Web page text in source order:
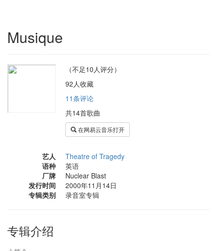
Musique
（不足10人评分）
92人收藏
11条评论
共14首歌曲
在网易云音乐打开
艺人
Theatre of Tragedy
语种
英语
厂牌
Nuclear Blast
发行时间
2000年11月14日
专辑类别
录音室专辑
专辑介绍